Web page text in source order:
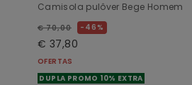
Camisola pulôver Bege Homem
€ 70,00 46%
€ 37,80
OFERTAS
DUPLA PROMO 10% EXTRA